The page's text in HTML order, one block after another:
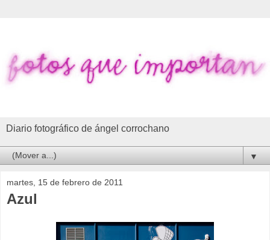
Diario fotográfico de ángel corrochano
▼
martes, 15 de febrero de 2011
Azul